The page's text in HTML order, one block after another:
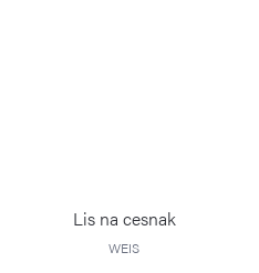
Lis na cesnak
WEIS